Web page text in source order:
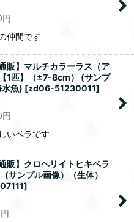
円
仲間です
販】マルチカラーラス（ア
1匹】（±7-8cm） (サンプ
魚) [zd06-51230011]
円
いベラです
販】クロヘリイトヒキベラ
サンプル画像）（生体）
]
円